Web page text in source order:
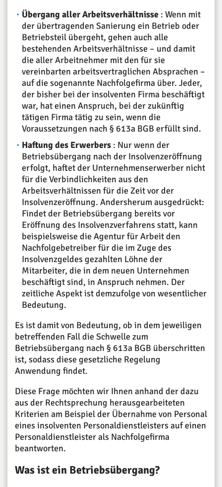
Übergang aller Arbeitsverhältnisse : Wenn mit
der übertragenden Sanierung ein Betrieb oder
Betriebsteil übergeht, gehen auch alle
bestehenden Arbeitsverhältnisse – und damit
die aller Arbeitnehmer mit den für sie
vereinbarten arbeitsvertraglichen Absprachen –
auf die sogenannte Nachfolgefirma über. Jeder,
der bisher bei der insolventen Firma beschäftigt
war, hat einen Anspruch, bei der zukünftig
tätigen Firma tätig zu sein, wenn die
Voraussetzungen nach § 613a BGB erfüllt sind.
Haftung des Erwerbers : Nur wenn der
Betriebsübergang nach der Insolvenzeröffnung
erfolgt, haftet der Unternehmenserwerber nicht
für die Verbindlichkeiten aus den
Arbeitsverhältnissen für die Zeit vor der
Insolvenzeröffnung. Andersherum ausgedrückt:
Findet der Betriebsübergang bereits vor
Eröffnung des Insolvenzverfahrens statt, kann
beispielsweise die Agentur für Arbeit den
Nachfolgebetreiber für die im Zuge des
Insolvenzgeldes gezahlten Löhne der
Mitarbeiter, die in dem neuen Unternehmen
beschäftigt sind, in Anspruch nehmen. Der
zeitliche Aspekt ist demzufolge von wesentlicher
Bedeutung.
Es ist damit von Bedeutung, ob in dem jeweiligen
betreffenden Fall die Schwelle zum
Betriebsübergang nach § 613a BGB überschritten
ist, sodass diese gesetzliche Regelung
Anwendung findet.
Diese Frage möchten wir Ihnen anhand der dazu
aus der Rechtsprechung herausgearbeiteten
Kriterien am Beispiel der Übernahme von Personal
eines insolventen Personaldienstleisters auf einen
Personaldienstleister als Nachfolgefirma
beantworten.
Was ist ein Betriebsübergang?